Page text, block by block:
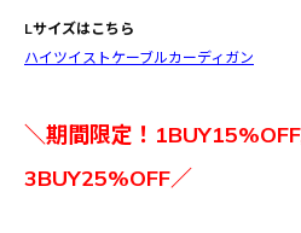
Lサイズはこちら
ハイツイストケーブルカーディガン
＼期間限定！
3BUY25%OFF／